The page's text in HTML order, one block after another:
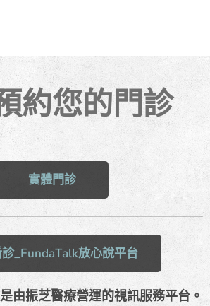
約您的門診
實體門診
_FundaTalk放心說平台
是由振芝醫療營運的視訊服務平台。